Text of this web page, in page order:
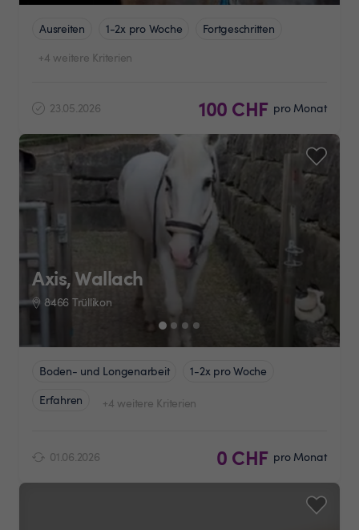
Ausreiten 1-2x pro Woche
Fortgeschritten
+4 weitere Kriterien
23.05.2026 100 CHF pro Monat
Axis, Wallach
8466 Trüllikon
Boden- und Longenarbeit
1-2x pro Woche
Erfahren
+4 weitere Kriterien
01.06.2026 0 CHF pro Monat